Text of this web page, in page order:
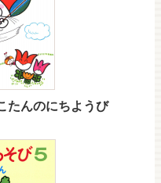
んのにちようび